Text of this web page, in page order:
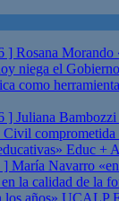
] Rosana Morando
niega el
como
] Juliana
comprometida
Educ +
] María Navarro
la calidad de la
los años» UCALP